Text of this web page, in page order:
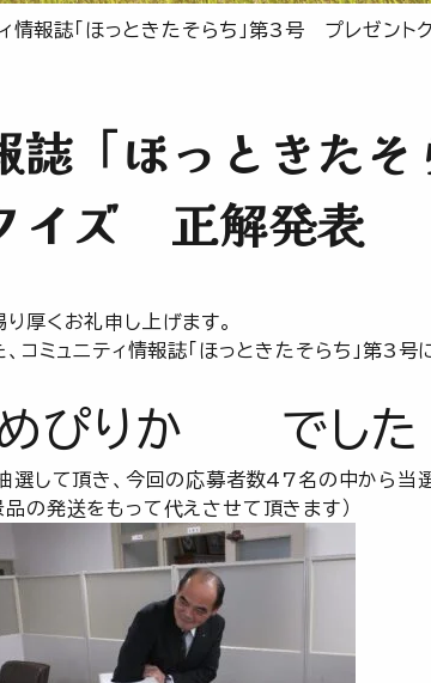
ィ情報誌「ほっときたそらち」第3号 プレゼン
誌「ほっときた
イズ 正解発表
厚くお礼申し上げます。
ミュニティ情報誌「ほっときたそらち」第3号
ぴりか でした
選して頂き、今回の応募者数47名の中から当
の発送をもって代えさせて頂きます）